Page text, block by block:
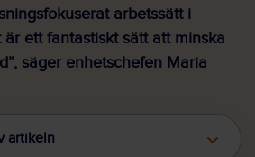
arbetssätt i
är ett fantastiskt sätt att minska
säger enhetschefen Maria
artikeln